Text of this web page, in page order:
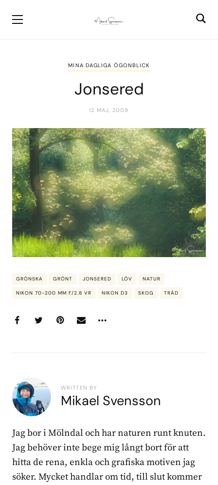
MINA DAGLIGA ÖGONBLICK
Jonsered
12 MAJ, 2009
GRÖNSKA GRÖNT JONSERED LÖV NATUR
NIKON 70-200 MM F/2.8 VR NIKON D3 SKOG TRÄD
WRITTEN BY
Mikael Svensson
Jag bor i Mölndal och har naturen runt knuten.
Jag behöver inte bege mig långt bort för att
hitta de rena, enkla och grafiska motiven jag
söker. Mycket handlar om tid, till slut kommer